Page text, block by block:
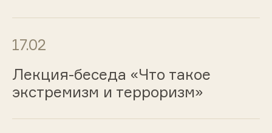
17.02
Лекция-беседа «Что такое
экстремизм и терроризм»